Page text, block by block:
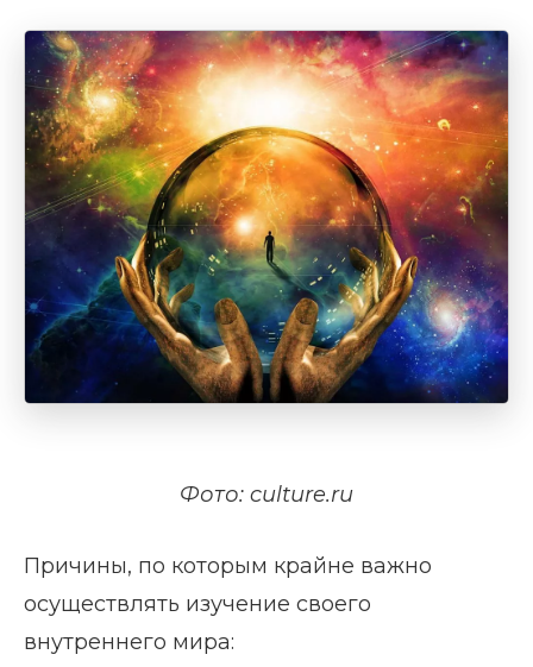
Фото: culture.ru
Причины, по которым крайне важно
осуществлять изучение своего
внутреннего мира: